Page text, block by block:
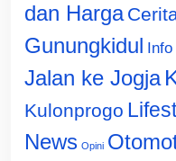
dan Harga
Gunungkidul
Jalan ke Jogja
Kulonprogo
News Opini